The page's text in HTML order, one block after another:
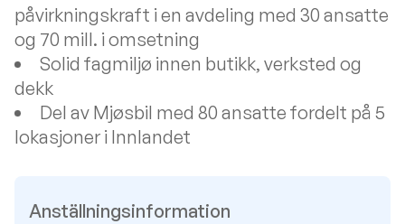
påvirkningskraft i en avdeling med 30 ansatte
og 70 mill. i omsetning
Solid fagmiljø innen butikk, verksted og
dekk
Del av Mjøsbil med 80 ansatte fordelt på 5
lokasjoner i Innlandet
Anställningsinformation